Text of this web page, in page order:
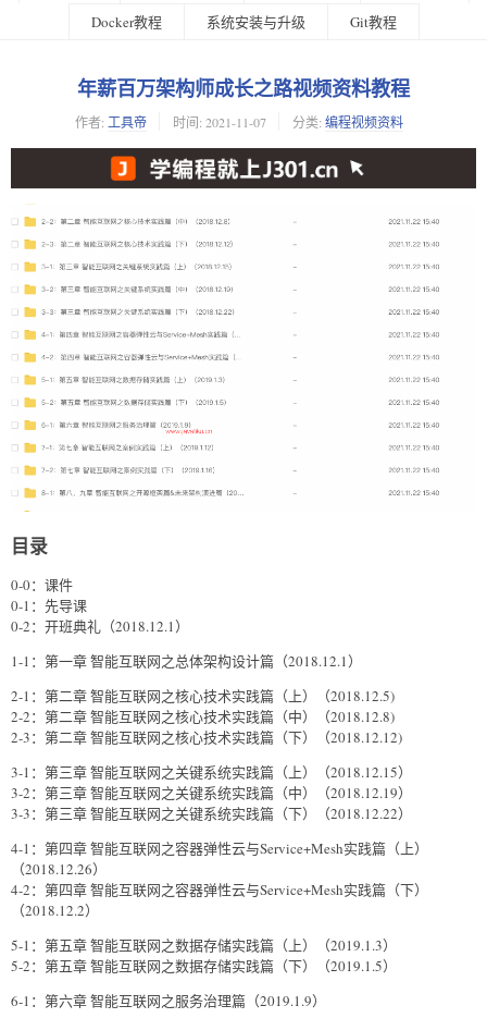
Docker教程
系统安装与升级 Git教程
年薪百万架构师成长之路视频资料教程
作者: 工具帝 时间: 2021-11-07 分类: 编程视频资料
目录
0-0：课件
0-1：先导课
0-2：开班典礼（2018.12.1）
1-1：第一章 智能互联网之总体架构设计篇（2018.12.1）
2-1：第二章 智能互联网之核心技术实践篇（上）（2018.12.5)
2-2：第二章 智能互联网之核心技术实践篇（中）（2018.12.8)
2-3：第二章 智能互联网之核心技术实践篇（下）（2018.12.12)
3-1：第三章 智能互联网之关键系统实践篇（上）（2018.12.15）
3-2：第三章 智能互联网之关键系统实践篇（中）（2018.12.19）
3-3：第三章 智能互联网之关键系统实践篇（下）（2018.12.22）
4-1：第四章 智能互联网之容器弹性云与Service+Mesh实践篇（上）
（2018.12.26）
4-2：第四章 智能互联网之容器弹性云与Service+Mesh实践篇（下）
（2018.12.2）
5-1：第五章 智能互联网之数据存储实践篇（上）（2019.1.3）
5-2：第五章 智能互联网之数据存储实践篇（下）（2019.1.5）
6-1：第六章 智能互联网之服务治理篇（2019.1.9）